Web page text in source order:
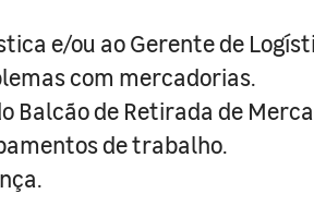
e/ou ao Gerente de
com mercadorias.
Balcão de Retirada de
de trabalho.